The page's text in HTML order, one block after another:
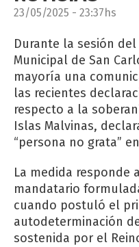
23/05/2025 - 23:37hs
Durante la sesión
Municipal de San
mayoría una
las recientes
respecto a la
Islas Malvinas,
“persona no grata”
La medida responde
mandatario
cuando postuló el
autodeterminación
sostenida por el